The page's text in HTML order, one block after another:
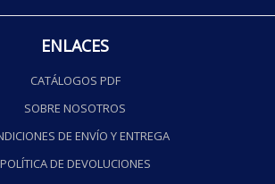
ENLACES
CATÁLOGOS PDF
SOBRE NOSOTROS
DE ENVÍO Y ENTREGA
POLÍTICA DE DEVOLUCIONES